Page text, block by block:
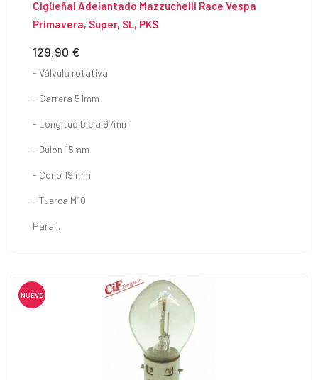
Cigüeñal Adelantado Mazzuchelli Race Vespa
Primavera, Super, SL, PKS
Precio
129,90 €
- Válvula rotativa
- Carrera 51mm
- Longitud biela 97mm
- Bulón 15mm
- Cono 19 mm
- Tuerca M10
Para...
NUEVO